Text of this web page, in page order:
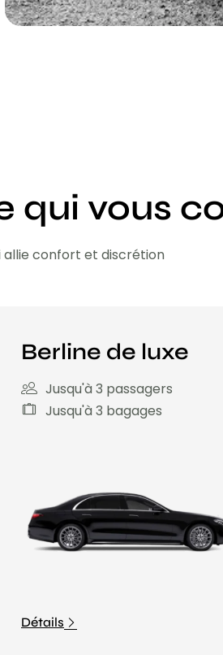
qui vous
allie confort et discrétion
Berline de luxe
Jusqu'à 3 passagers
Jusqu'à 3 bagages
Détails